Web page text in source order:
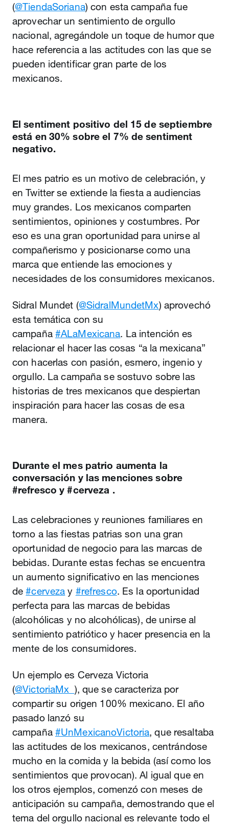
(@TiendaSoriana) con esta campaña fue
aprovechar un sentimiento de orgullo
nacional, agregándole un toque de humor que
hace referencia a las actitudes con las que se
pueden identificar gran parte de los
mexicanos.
El sentiment positivo del 15 de septiembre
está en 30% sobre el 7% de sentiment
negativo.
El mes patrio es un motivo de celebración, y
en Twitter se extiende la fiesta a audiencias
muy grandes. Los mexicanos comparten
sentimientos, opiniones y costumbres. Por
eso es una gran oportunidad para unirse al
compañerismo y posicionarse como una
marca que entiende las emociones y
necesidades de los consumidores mexicanos.
Sidral Mundet (@SidralMundetMx) aprovechó
esta temática con su
campaña #ALaMexicana. La intención es
relacionar el hacer las cosas “a la mexicana”
con hacerlas con pasión, esmero, ingenio y
orgullo. La campaña se sostuvo sobre las
historias de tres mexicanos que despiertan
inspiración para hacer las cosas de esa
manera.
Durante el mes patrio aumenta la
conversación y las menciones sobre
‎‎‎‎‎‎#refresco y ‎‎‎‎‎‎#cerveza .
Las celebraciones y reuniones familiares en
torno a las fiestas patrias son una gran
oportunidad de negocio para las marcas de
bebidas. Durante estas fechas se encuentra
un aumento significativo en las menciones
de#cerveza y #refresco. Es la oportunidad
perfecta para las marcas de bebidas
(alcohólicas y no alcohólicas), de unirse al
sentimiento patriótico y hacer presencia en la
mente de los consumidores.
Un ejemplo es Cerveza Victoria
(@VictoriaMx_ ), que se caracteriza por
compartir su origen 100% mexicano. El año
pasado lanzó su
campaña #UnMexicanoVictoria, que resaltaba
las actitudes de los mexicanos, centrándose
mucho en la comida y la bebida (así como los
sentimientos que provocan). Al igual que en
los otros ejemplos, comenzó con meses de
anticipación su campaña, demostrando que el
tema del orgullo nacional es relevante todo el